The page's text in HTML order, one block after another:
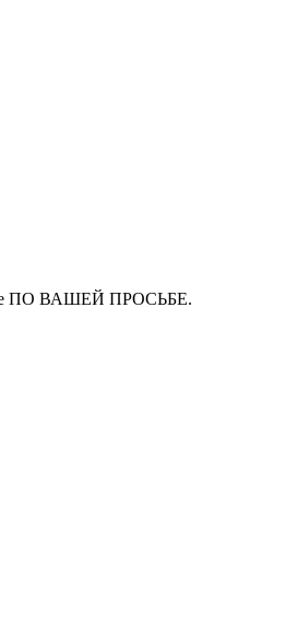
ПО ВАШЕЙ ПРОСЬБЕ.